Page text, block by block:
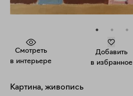
Смотреть
в интерьере
Добавить
в избранное
Картина, живопись